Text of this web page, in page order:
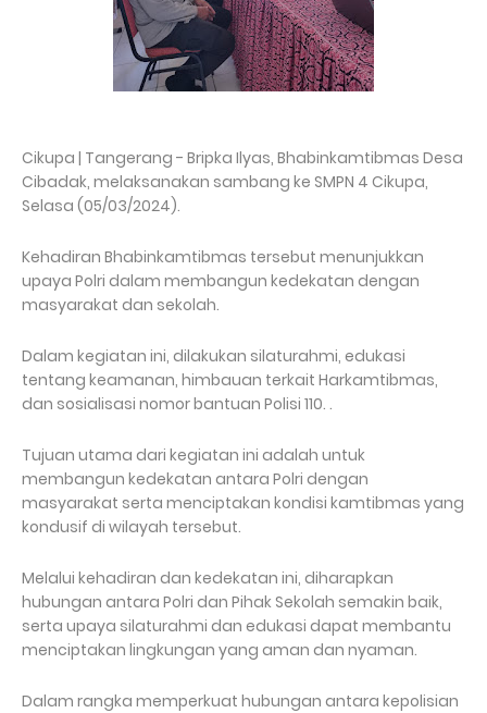
Cikupa | Tangerang - Bripka Ilyas, Bhabinkamtibmas Desa
Cibadak, melaksanakan sambang ke SMPN 4 Cikupa,
Selasa (05/03/2024).
Kehadiran Bhabinkamtibmas tersebut menunjukkan
upaya Polri dalam membangun kedekatan dengan
masyarakat dan sekolah.
Dalam kegiatan ini, dilakukan silaturahmi, edukasi
tentang keamanan, himbauan terkait Harkamtibmas,
dan sosialisasi nomor bantuan Polisi 110. .
Tujuan utama dari kegiatan ini adalah untuk
membangun kedekatan antara Polri dengan
masyarakat serta menciptakan kondisi kamtibmas yang
kondusif di wilayah tersebut.
Melalui kehadiran dan kedekatan ini, diharapkan
hubungan antara Polri dan Pihak Sekolah semakin baik,
serta upaya silaturahmi dan edukasi dapat membantu
menciptakan lingkungan yang aman dan nyaman.
Dalam rangka memperkuat hubungan antara kepolisian